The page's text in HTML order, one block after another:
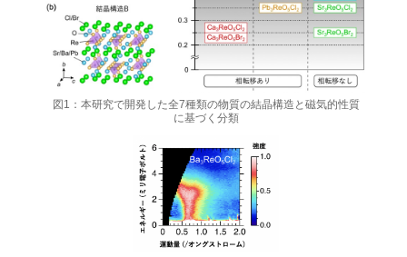
図1：本研究で開発した全7種類の物質の結晶構造と磁気的性質
に基づく分類